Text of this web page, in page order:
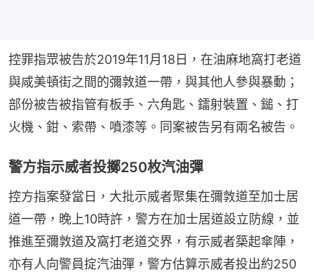
控罪指眾被告於2019年11月18日，在油麻地窩打老道
與咸美頓街之間的彌敦道一帶，與其他人參與暴動；
部份被告被指管有板手、六角匙、鐳射裝置、鎚、打
火機、鉗、索帶、噴漆等。同案被告另有兩名被告。
警方指示威者投擲250枚汽油彈
控方指案發當日，大批示威者聚集在彌敦道至加士居
道一帶，晚上10時許，警方在加士居道設立防線，並
推進至彌敦道及窩打老道交界，有示威者築起傘陣，
亦有人向警員掟汽油彈，警方估算示威者投出約250